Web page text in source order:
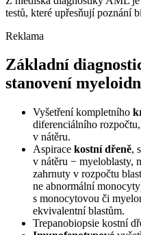
testů, které upřesňují poznání
Reklama
Základní
stanovení
Vyšetření kompletního
diferenciálního
v nátěru.
Aspirace kostní dřeně,
v nátěru −⁠ myeloblasty,
zahrnuty v rozpočtu
ne abnormální
s monocytovou či
ekvivalentní blastům.
Trepanobiopsie kostní